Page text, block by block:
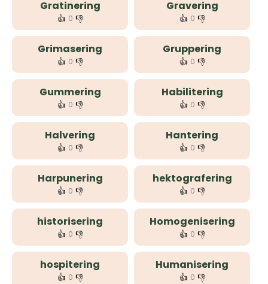
Gratinering
👍 0 👎
Gravering
👍 0 👎
Grimasering
👍 0 👎
Gruppering
👍 0 👎
Gummering
👍 0 👎
Habilitering
👍 0 👎
Halvering
👍 0 👎
Hantering
👍 0 👎
Harpunering
👍 0 👎
hektografering
👍 0 👎
historisering
👍 0 👎
Homogenisering
👍 0 👎
hospitering
👍 0 👎
Humanisering
👍 0 👎